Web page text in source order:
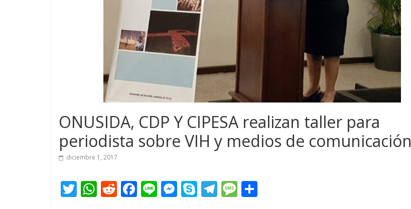
ONUSIDA, CDP Y CIPESA realizan taller para
periodista sobre VIH y medios de comunicación
diciembre 1, 2017
T W R F Li M S T M